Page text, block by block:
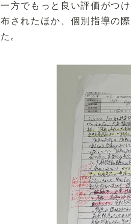
一方でもっと良い評価がつ
布されたほか、個別指導の
た。